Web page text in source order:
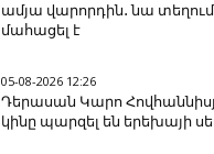
ամյա վարորդին․ նա տեղում
մահացել է
05-08-2026 12:26
Դերասան Կարո
կինը պարզել են երեխայի